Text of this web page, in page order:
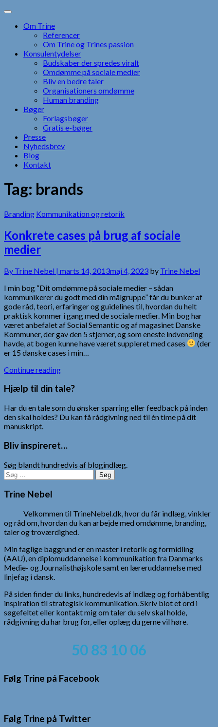
Skip
contentOm Trine
Referencer
Om Trine og Trines passion
Konsulentydelser
Budskaber der spredes viralt
Omdømme på sociale medier
Bliv en bedre taler
Organisationers omdømme
Human branding
Bøger
Forlagsbøger
Gratis e-bøger
Presse
Nyhedsbrev
Blog
Kontakt
Tag: brands
Branding Kommunikation og retorik
Konkrete cases på brug af sociale
medier
By Trine Nebel | marts 14, 2013maj 4, 2023 by Trine Nebel
I min bog “Dit omdømme på sociale medier – sådan
kommunikerer du godt med din målgruppe” får du bunker af
gode råd, teori, erfaringer og guidelines til, hvordan du helt
praktisk kommer i gang med de sociale medier. Min bog har
været anbefalet af Social Semantic og af magasinet Danske
Kommuner, der gav den 5 stjerner, og som eneste indvending
havde, at bogen kunne have været suppleret med cases
(der
er 15 danske cases i min…
Continue reading
Hjælp til din tale?
Har du en tale som du ønsker sparring eller feedback på inden
den skal holdes? Du kan få rådgivning ned til én time på dit
manuskript.
Bliv inspireret…
Søg blandt hundredvis af blogindlæg.
Søg
efter:
Trine Nebel
Velkommen til TrineNebel.dk, hvor du får indlæg, vinkler
og råd om, hvordan du kan arbejde med omdømme, branding,
taler og troværdighed.
Min faglige baggrund er en master i retorik og formidling
(AAU), en diplomuddannelse i kommunikation fra Danmarks
Medie- og Journalisthøjskole samt en læreruddannelse med
linjefag i dansk.
På siden finder du links, hundredevis af indlæg og forhåbentlig
inspiration til strategisk kommunikation. Skriv blot et ord i
søgefeltet eller kontakt mig om taler du selv skal holde,
rådgivning du har brug for, eller oplæg du gerne vil høre.
50 83 10 06
Følg Trine på Facebook
Følg Trine på Twitter